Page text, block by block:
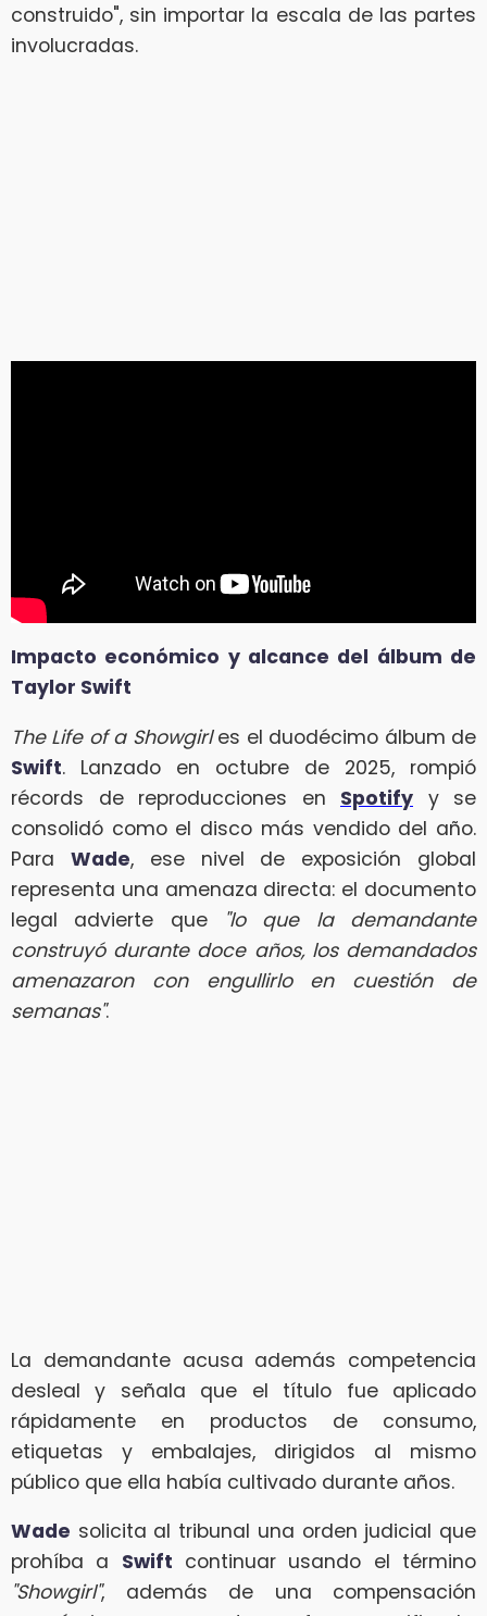
construido", sin importar la escala de las partes
involucradas.
Impacto económico y alcance del álbum de
Taylor Swift
The Life of a Showgirles el duodécimo álbum de
Swift. Lanzado en octubre de 2025, rompió
récords de reproducciones en Spotify y se
consolidó como el disco más vendido del año.
Para Wade, ese nivel de exposición global
representa una amenaza directa: el documento
legal advierte que
"lo que la demandante
construyó durante doce años, los demandados
amenazaron con engullirlo en cuestión de
semanas".
La demandante acusa además competencia
desleal y señala que el título fue aplicado
rápidamente en productos de consumo,
etiquetas y embalajes, dirigidos al mismo
público que ella había cultivado durante años.
Wade solicita al tribunal una orden judicial que
prohíba a Swift continuar usando el término
"Showgirl", además de una compensación